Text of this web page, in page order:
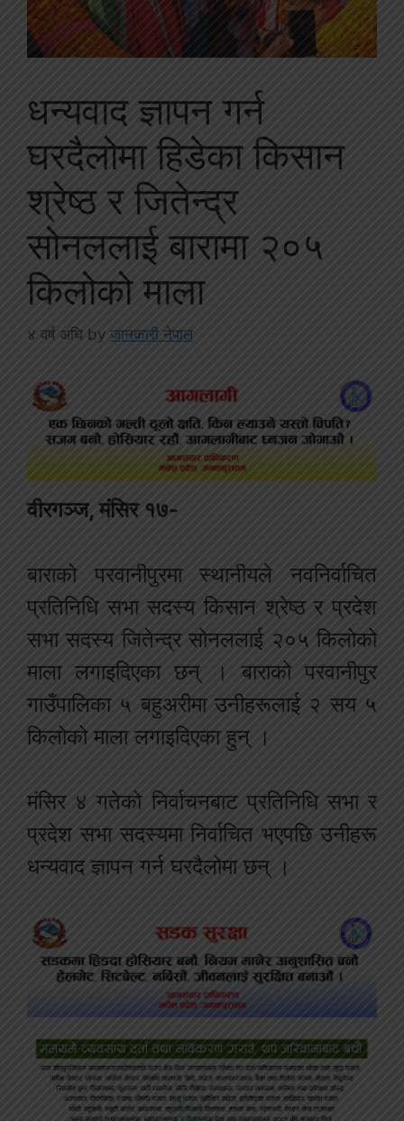
धन्यवाद ज्ञापन गर्न
घरदैलोमा हिडेका किसान
श्रेष्ठ र जितेन्द्र
सोनललाई बारामा २०५
किलोको माला
४ वर्ष अघि by जानकारी नेपाल
वीरगञ्ज, मंसिर १७-
बाराको परवानीपुरमा स्थानीयले नवनिर्वाचित
प्रतिनिधि सभा सदस्य किसान श्रेष्ठ र प्रदेश
सभा सदस्य जितेन्द्र सोनललाई २०५ किलोको
माला लगाइदिएका छन् । बाराको परवानीपुर
गाउँपालिका ५ बहुअरीमा उनीहरूलाई २ सय ५
किलोको माला लगाइदिएका हुन् ।
मंसिर ४ गतेको निर्वाचनबाट प्रतिनिधि सभा र
प्रदेश सभा सदस्यमा निर्वाचित भएपछि उनीहरू
धन्यवाद ज्ञापन गर्न घरदैलोमा छन् ।